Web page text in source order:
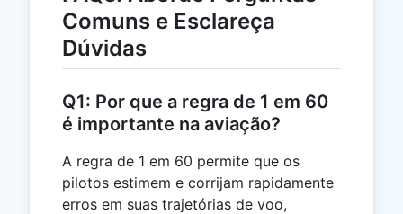
Comuns e Esclareça
Dúvidas
Q1: Por que a regra de 1 em 60
é importante na aviação?
A regra de 1 em 60 permite que os
pilotos estimem e corrijam rapidamente
erros em suas trajetórias de voo,